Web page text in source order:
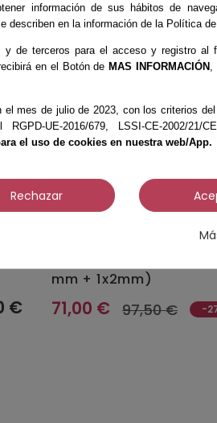
de usar, cataliza al mezclar la
10993. Shore A 20.
compraron:
información de sus hábitos de
en la información de la Política de
y de terceros para el acceso y registro al
en el Botón de MAS INFORMACIÓN ,
mes de julio de 2023, con los criterios
UE-2016/679, LSSI-CE-2002/21/
el uso de cookies en nuestra web/App.
Rechazar